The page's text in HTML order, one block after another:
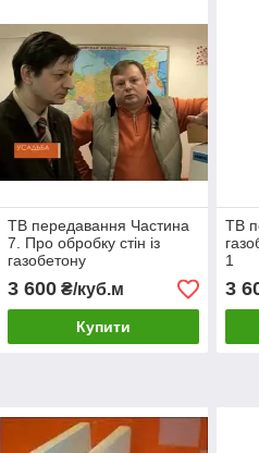
ТВ передавання Частина
7. Про обробку стін із
газобетону
3 600₴/куб.м
Купити
ТВ
1
3